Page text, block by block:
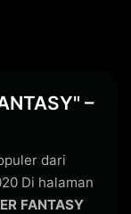
–
dari
Di halaman
FANTASY